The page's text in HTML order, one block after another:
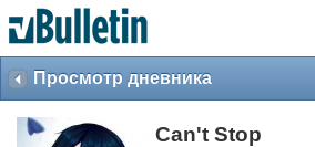
Просмотр дневника
Can't Stop